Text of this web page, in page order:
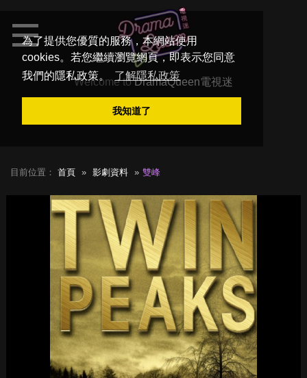
為了提供您優質的服務，本網站使用
cookies。若您繼續瀏覽網頁，即表示您同意
我們的隱私政策。
了解隱私政策
我知道了
Welcome toDramaQueen電視迷
目前位置： 首頁 影劇資料 雙峰